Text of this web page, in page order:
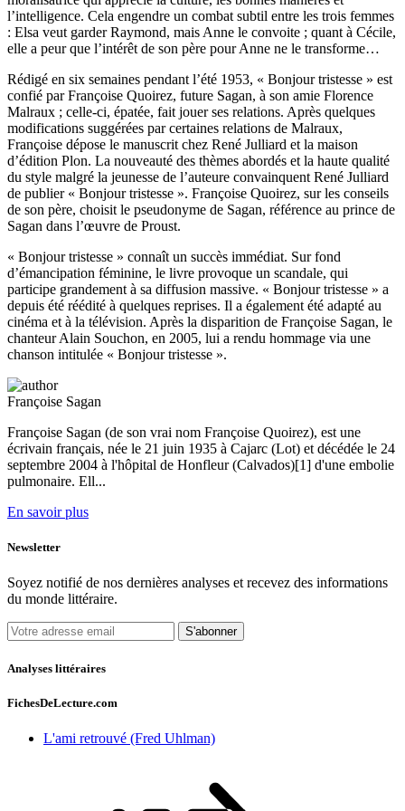
l’intelligence. Cela engendre un combat subtil entre les trois femmes
: Elsa veut garder Raymond, mais Anne le convoite ; quant à Cécile,
elle a peur que l’intérêt de son père pour Anne ne le transforme…
Rédigé en six semaines pendant l’été 1953, « Bonjour tristesse » est
confié par Françoise Quoirez, future Sagan, à son amie Florence
Malraux ; celle-ci, épatée, fait jouer ses relations. Après quelques
modifications suggérées par certaines relations de Malraux,
Françoise dépose le manuscrit chez René Julliard et la maison
d’édition Plon. La nouveauté des thèmes abordés et la haute qualité
du style malgré la jeunesse de l’auteure convainquent René Julliard
de publier « Bonjour tristesse ». Françoise Quoirez, sur les conseils
de son père, choisit le pseudonyme de Sagan, référence au prince de
Sagan dans l’œuvre de Proust.
« Bonjour tristesse » connaît un succès immédiat. Sur fond
d’émancipation féminine, le livre provoque un scandale, qui
participe grandement à sa diffusion massive. « Bonjour tristesse » a
depuis été réédité à quelques reprises. Il a également été adapté au
cinéma et à la télévision. Après la disparition de Françoise Sagan, le
chanteur Alain Souchon, en 2005, lui a rendu hommage via une
chanson intitulée « Bonjour tristesse ».
Françoise Sagan
Françoise Sagan (de son vrai nom Françoise Quoirez), est une
écrivain français, née le 21 juin 1935 à Cajarc (Lot) et décédée le 24
septembre 2004 à l'hôpital de Honfleur (Calvados)[1] d'une embolie
pulmonaire. Ell...
En savoir plus
Newsletter
Soyez notifié de nos dernières analyses et recevez des informations
du monde littéraire.
S'abonner
Analyses littéraires
FichesDeLecture.com
L'ami retrouvé (Fred Uhlman)